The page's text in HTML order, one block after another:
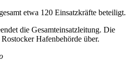
etwa 120 Einsatzkräfte beteiligt.
die Gesamteinsatzleitung. Die
Hafenbehörde über.